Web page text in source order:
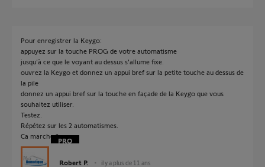
Pour enregistrer la Keygo:
appuyez sur la touche PROG de votre automatisme
jusqu'à ce que le voyant au dessus s'allume fixe.
ouvrez la Keygo et donnez un appui bref sur la petite touche au dessus de
la pile
donnez un appui bref sur la touche en façade de la Keygo que vous
souhaitez utiliser.
Testez.
Répétez sur les 2 automatismes.
Ca marche ?
Robert P. il y a plus de 11 ans